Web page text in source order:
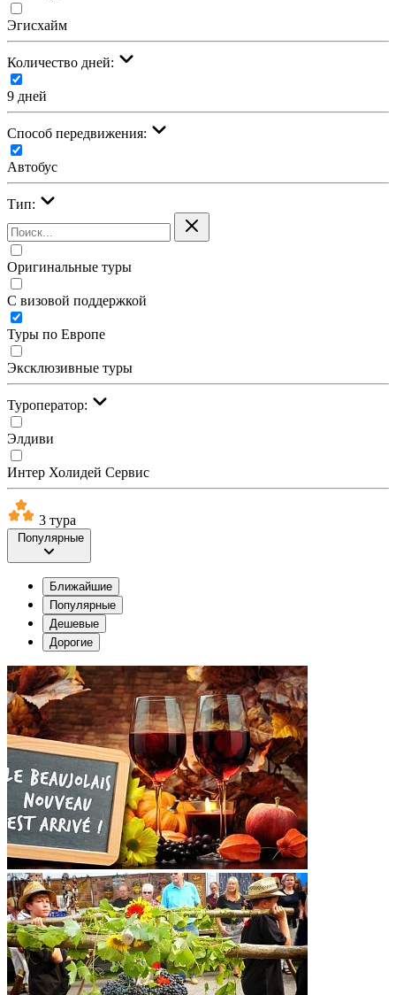
Эгисхайм
Количество дней:
9 дней
Cпособ передвижения:
Автобус
Тип:
Оригинальные туры
С визовой поддержкой
Туры по Европе
Эксклюзивные туры
Туроператор:
Элдиви
Интер Холидей Сервис
3 тура
Популярные
Ближайшие
Популярные
Дешевые
Дорогие